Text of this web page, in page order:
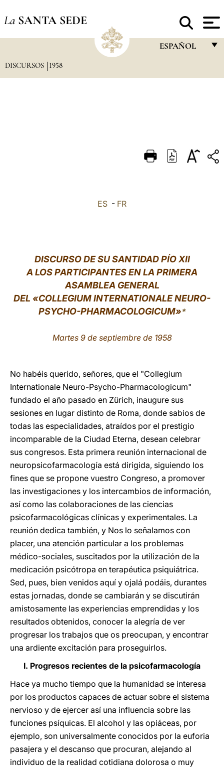
La SANTA SEDE
ESPAÑOL
DEUTSCH
DISCURSOS 1958
ES - FR
DISCURSO DESU SANTIDAD PÍO XII
A LOS PARTICIPANTES EN LA PRIMERA
ASAMBLEA GENERAL
DEL «COLLEGIUM INTERNATIONALE NEURO-
PSYCHO-PHARMACOLOGICUM»*
Martes 9 de septiembre de 1958
No habéis querido, señores, que el "Collegium
Internationale Neuro-Psycho-Pharmacologicum"
fundado el año pasado en Zürich, inaugure sus
sesiones en lugar distinto de Roma, donde sabios de
todas las especialidades, atraídos por el prestigio
incomparable de la Ciudad Eterna, desean celebrar
sus congresos. Esta primera reunión internacional de
neuropsicofarmacología está dirigida, siguiendo los
fines que se propone vuestro Congreso, a promover
las investigaciones y los intercambios de información,
así como las colaboraciones de las ciencias
psicofarmacológicas clínicas y experimentales. La
reunión dedica también, y Nos lo señalamos con
placer, una atención particular a los problemas
médico-sociales, suscitados por la utilización de la
medicación psicótropa en terapéutica psiquiátrica.
Sed, pues, bien venidos aquí y ojalá podáis, durantes
estas jornadas, donde se cambiarán y se discutirán
amistosamente las experiencias emprendidas y los
resultados obtenidos, conocer la alegría de ver
progresar los trabajos que os preocupan, y encontrar
una ardiente excitación para proseguirlos.
I. Progresos recientes de la psicofarmacología
Hace ya mucho tiempo que la humanidad se interesa
por los productos capaces de actuar sobre el sistema
nervioso y de ejercer así una influencia sobre las
funciones psíquicas. El alcohol y las opiáceas, por
ejemplo, son universalmente conocidos por la euforia
pasajera y el descanso que procuran, alejando al
individuo de la realidad cotidiana dolorosa o muy